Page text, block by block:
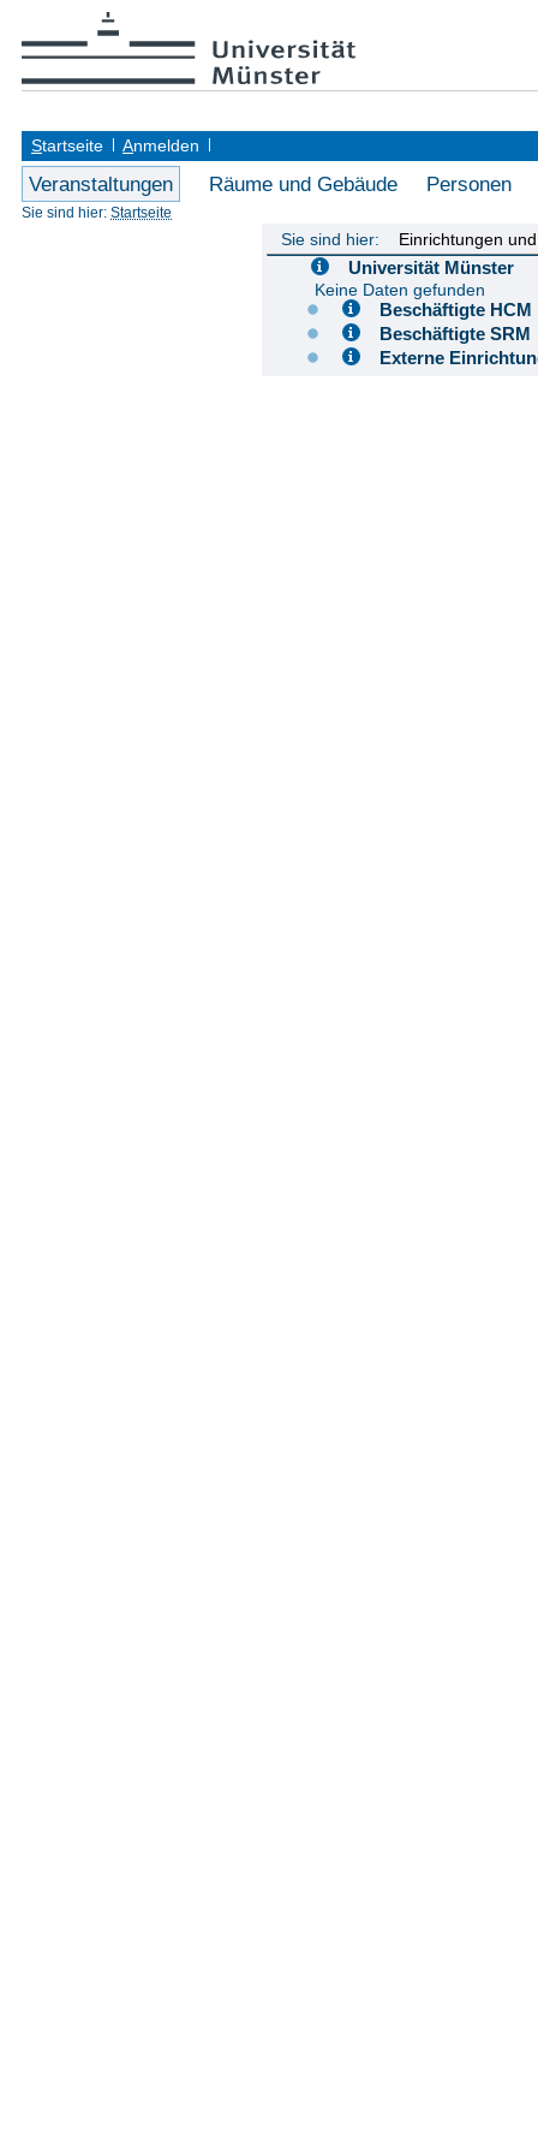
Startseite Anmelden
Veranstaltungen Räume und Gebäude Personen
Sie sind hier: Startseite
Sie sind hier: Einrichtungen
Universität Münster
Keine Daten gefunden
Beschäftigte
Beschäftigte
Externe